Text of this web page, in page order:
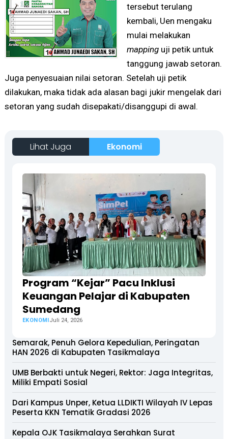
tersebut terulang
kembali, Uen mengaku
mulai melakukan
mappinguji petik untuk
tanggung jawab setoran.
Juga penyesuaian nilai setoran. Setelah uji petik
dilakukan, maka tidak ada alasan bagi jukir mengelak dari
setoran yang sudah disepakati/disanggupi di awal.
Lihat Juga Ekonomi
Program “Kejar” Pacu Inklusi
Keuangan Pelajar di Kabupaten
Sumedang
EKONOMI Juli 24, 2026
Semarak, Penuh Gelora Kepedulian, Peringatan
HAN 2026 di Kabupaten Tasikmalaya
UMB Berbakti untuk Negeri, Rektor: Jaga Integritas,
Miliki Empati Sosial
Dari Kampus Unper, Ketua LLDIKTI Wilayah IV Lepas
Peserta KKN Tematik Gradasi 2026
Kepala OJK Tasikmalaya Serahkan Surat